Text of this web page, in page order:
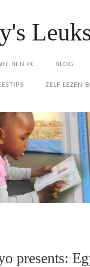
BEN IK BLOG
ZELF LEZEN
presents: